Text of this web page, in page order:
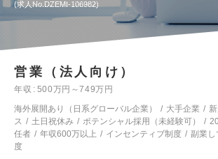
求人No.DZEMI-106982
営業（法人向け）
年収
500万円～749万円
海外展開あり（日系グローバル企業）
大手企業
ス
土日祝休み ポテンシャル採用（未経験可）
任者
年収600万以上 インセンティブ制度 副業し
度